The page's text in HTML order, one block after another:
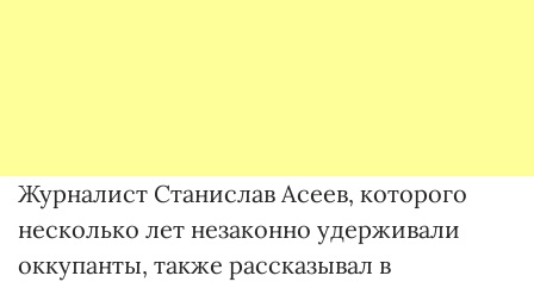
Журналист Станислав Асеев, которого
несколько лет незаконно удерживали
оккупанты, также рассказывал в